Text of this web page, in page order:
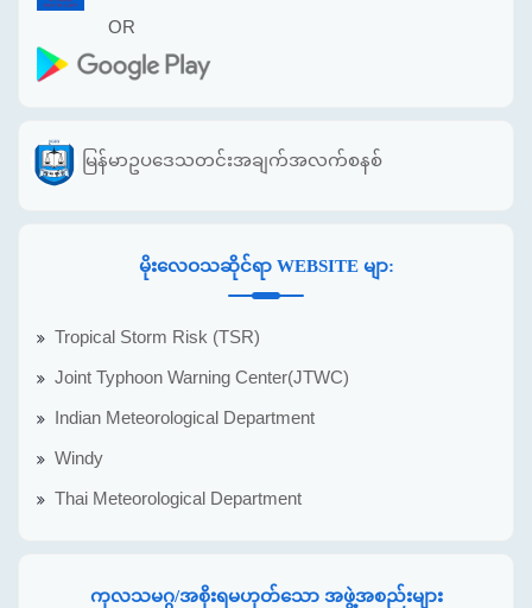
OR
မြန်မာဥပဒေသတင်းအချက်အလက်စနစ်
မိုးလေဝသဆိုင်ရာ WEBSITE မျာ:
Tropical Storm Risk (TSR)
Joint Typhoon Warning Center(JTWC)
Indian Meteorological Department
Windy
Thai Meteorological Department
ကုလသမဂ္ဂ/အစိုးရမဟုတ်သော အဖွဲ့အစည်းများ